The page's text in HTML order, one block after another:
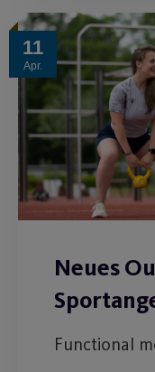
11
Apr.
Neues
Functional